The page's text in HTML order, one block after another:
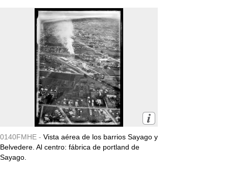
0140FMHE - Vista aérea de los barrios Sayago y
Belvedere. Al centro: fábrica de portland de
Sayago.